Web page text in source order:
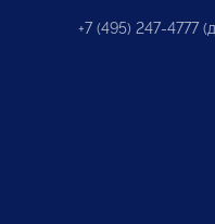
+7 (495) 247-4777